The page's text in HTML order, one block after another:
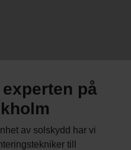
på
av solskydd har vi
till